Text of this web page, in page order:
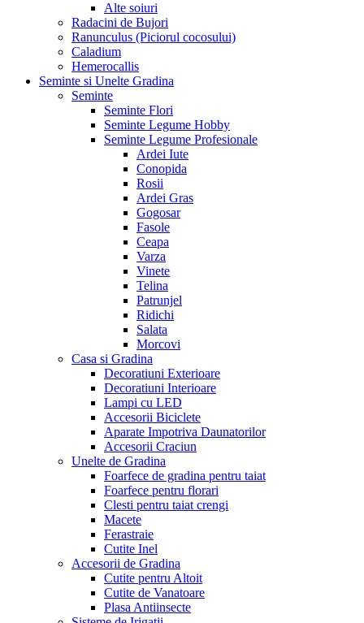
Alte soiuri
Radacini de Bujori
Ranunculus (Piciorul cocosului)
Caladium
Hemerocallis
Seminte si Unelte Gradina
Seminte
Seminte Flori
Seminte Legume Hobby
Seminte Legume Profesionale
Ardei Iute
Conopida
Rosii
Ardei Gras
Gogosar
Fasole
Ceapa
Varza
Vinete
Telina
Patrunjel
Ridichi
Salata
Morcovi
Casa si Gradina
Decoratiuni Exterioare
Decoratiuni Interioare
Lampi cu LED
Accesorii Biciclete
Aparate Impotriva Daunatorilor
Accesorii Craciun
Unelte de Gradina
Foarfece de gradina pentru taiat
Foarfece pentru florari
Clesti pentru taiat crengi
Macete
Ferastraie
Cutite Inel
Accesorii de Gradina
Cutite pentru Altoit
Cutite de Vanatoare
Plasa Antiinsecte